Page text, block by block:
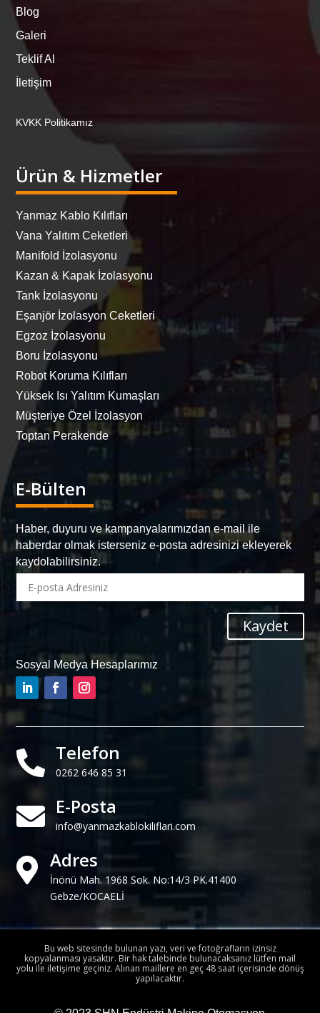
Blog
Galeri
Teklif Al
İletişim
KVKK Politikamız
Ürün & Hizmetler
Yanmaz Kablo Kılıfları
Vana Yalıtım Ceketleri
Manifold İzolasyonu
Kazan & Kapak İzolasyonu
Tank İzolasyonu
Eşanjör İzolasyon Ceketleri
Egzoz İzolasyonu
Boru İzolasyonu
Robot Koruma Kılıfları
Yüksek Isı Yalıtım Kumaşları
Müşteriye Özel İzolasyon
Toptan Perakende
E-Bülten
Haber, duyuru ve kampanyalarımızdan e-mail ile
haberdar olmak isterseniz e-posta adresinizi ekleyerek
kaydolabilirsiniz.
Kaydet
Sosyal Medya Hesaplarımız
 Telefon
0262 646 85 31
 E-Posta
info@yanmazkablokiliflari.com
 Adres
İnönü Mah. 1968 Sok. No:14/3 PK.41400
Gebze/KOCAELİ
Bu web sitesinde bulunan yazı, veri ve fotoğrafların izinsiz
kopyalanması yasaktır. Bir hak talebinde bulunacaksanız lütfen mail
yolu ile iletişime geçiniz. Alınan maillere en geç 48 saat içerisinde dönüş
yapılacaktır.